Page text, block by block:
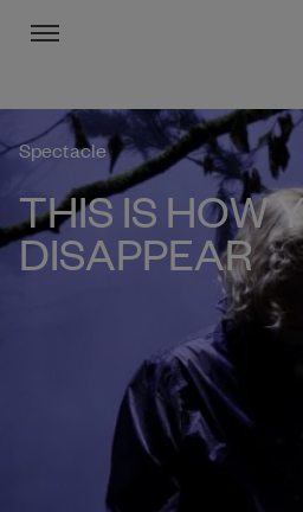
Menu
Spectacle
THIS IS HOW
DISAPPEAR